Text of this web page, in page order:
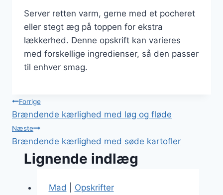
Server retten varm, gerne med et pocheret
eller stegt æg på toppen for ekstra
lækkerhed. Denne opskrift kan varieres
med forskellige ingredienser, så den passer
til enhver smag.
Indlægsnavigation
Forrige
Brændende kærlighed med løg og fløde
Næste
Brændende kærlighed med søde kartofler
Lignende indlæg
Mad Opskrifter